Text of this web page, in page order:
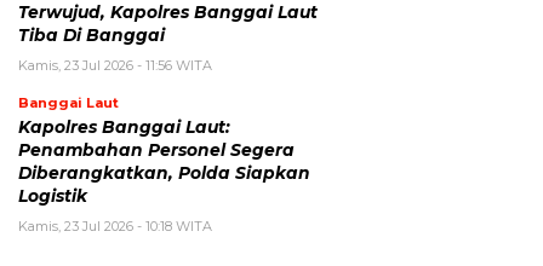
Terwujud, Kapolres Banggai Laut
Tiba Di Banggai
Kamis, 23 Jul 2026 - 11:56 WITA
Banggai Laut
Kapolres Banggai Laut:
Penambahan Personel Segera
Diberangkatkan, Polda Siapkan
Logistik
Kamis, 23 Jul 2026 - 10:18 WITA